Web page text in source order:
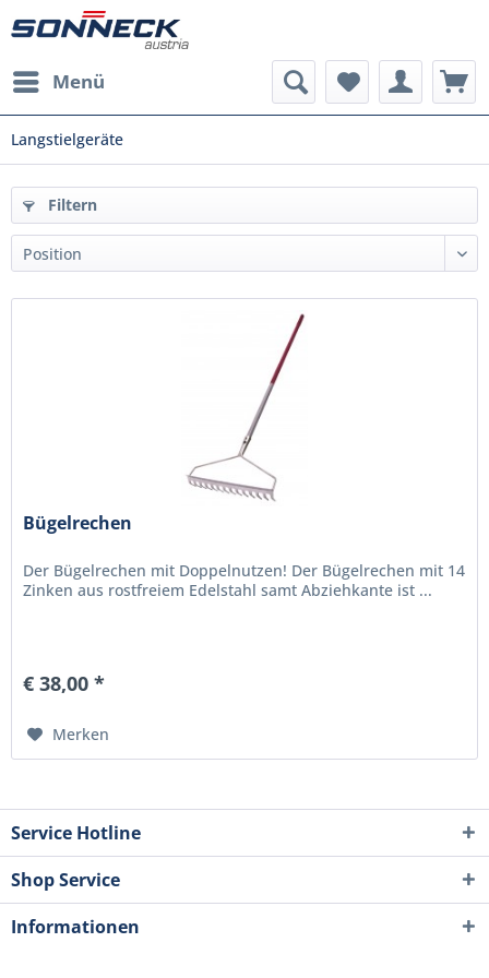
Menü
Langstielgeräte
Filtern
Bügelrechen
Der Bügelrechen mit Doppelnutzen! Der Bügelrechen mit 14
Zinken aus rostfreiem Edelstahl samt Abziehkante ist ...
€ 38,00 *
Merken
Service Hotline
Shop Service
Informationen